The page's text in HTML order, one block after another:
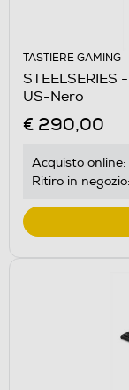
TASTIERE GAMING
STEELSERIES
US-Nero
€ 290,00
Acquisto online:
Ritiro in negozio: